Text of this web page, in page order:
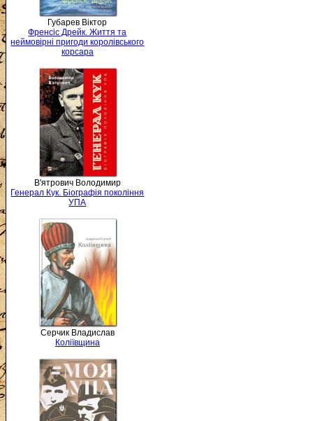
Губарев Віктор
Френсіс Дрейк. Життя та
неймовірні пригоди королівського
корсара
В'ятрович Володимир
Генерал Кук. Біографія покоління
УПА
Серчик Владислав
Коліївщина